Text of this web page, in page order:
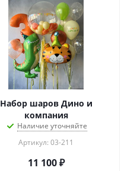
Набор шаров Дино и
компания
Наличие уточняйте
Артикул: 03-211
11 100₽